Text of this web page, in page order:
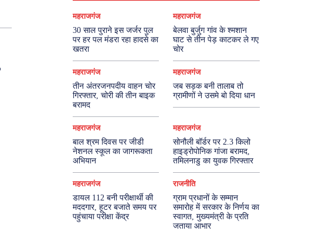
महराजगंज
30 साल पुराने इस जर्जर पुल
पर हर पल मंडरा रहा हादसे का
खतरा
महराजगंज
बेलवा बुर्जुग गांव के श्मशान
घाट से तीन पेड़ काटकर ले गए
चोर
महराजगंज
तीन अंतरजनपदीय वाहन चोर
गिरफ्तार, चोरी की तीन बाइक
बरामद
महराजगंज
जब सड़क बनी तालाब तो
ग्रामीणों ने उसमे बो दिया धान
महराजगंज
बाल श्रम दिवस पर जीडी
नेशनल स्कूल का जागरूकता
अभियान
महराजगंज
सोनौली बॉर्डर पर 2.3 किलो
हाइड्रोपोनिक गांजा बरामद,
तमिलनाडु का युवक गिरफ्तार
महराजगंज
डायल 112 बनी परीक्षार्थी की
मददगार, हूटर बजाते समय पर
पहुंचाया परीक्षा केंद्र
राजनीति
ग्राम प्रधानों के सम्मान
समारोह में सरकार के निर्णय का
स्वागत, मुख्यमंत्री के प्रति
जताया आभार